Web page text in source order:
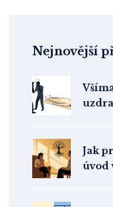
Nejnovější
Jak
úvod